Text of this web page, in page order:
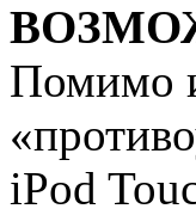
Помимо
iPod